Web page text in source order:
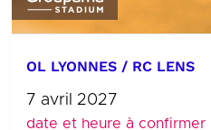
OL LYONNES / RC LENS
7 avril 2027
date et heure à confirmer